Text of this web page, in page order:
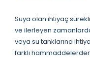
Suya olan ihtiyaç
ve ilerleyen
veya su tanklarına
farklı